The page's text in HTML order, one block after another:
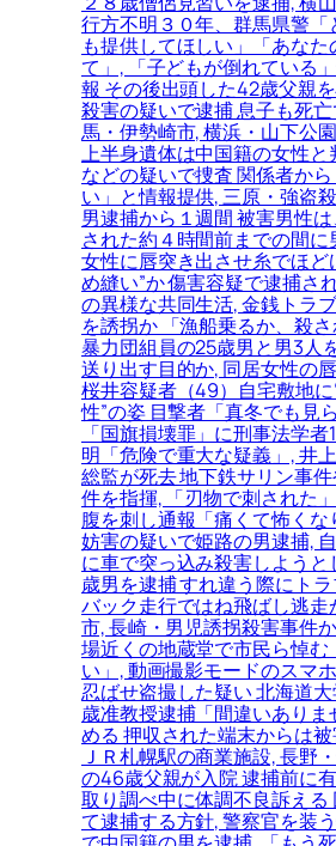
行方不明３０年、群馬県警「
も提供してほしい」「あなた
て」, 「子どもが倒れている
報 その後出頭した42歳父親
殺害の疑いで逮捕 息子も死
馬・伊勢崎市, 横浜・山下公
上半身遺体は中国籍の女性と
などの疑いで捜査 関係者か
い」と情報提供, 三原・強盗
男逮捕から１週間 被害男性
された約４時間前までの間に
女性に唇突き出させ糸でほど
め縫い”か 傷害容疑で逮捕さ
の異様な共同生活, 金銭トラ
を誘拐か 「漁船乗るか、殺さ
暴力団組員の25歳男と男3人
送り出す目的か, 同居女性の
桜井容疑者（49）自宅敷地
性”の姿 目撃者「真冬でも見
「国旗損壊罪」に刑事法学
明「危険で重大な疑義」, 井
総監が死去 地下鉄サリン事
件を指揮, 「刃物で刺された
腹を刺し通報「痛くて怖くな
妨害の疑いで姫路の男逮捕,
に車で突っ込み殺害しようと
歳男を逮捕 すれ違う際にトラ
バック走行ではね飛ばし逃走
市, 長崎・男児誘拐殺害事件
場近くの地蔵堂で市民ら悼む
い」, 動画撮影モードのスマ
忍ばせ盗撮した疑い 北海道
歳准教授逮捕「間違いありま
める 押収された端末からは
ＪＲ札幌駅の商業施設, 長野
の46歳父親が入院 逮捕前に
取り調べ中に体調不良訴える
て逮捕する方針, 警察官を装